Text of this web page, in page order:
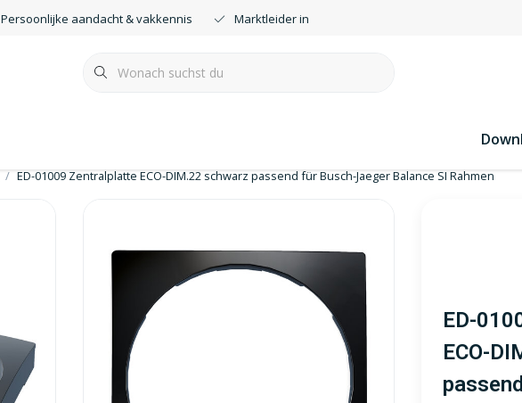
Persoonlijke aandacht & vakkennis Marktleider in smartdimmers
ED-01009 Zentralplatte ECO-DIM.22 schwarz passend für Busch-Jaeger Balance SI Rahmen
ED-
ECO-